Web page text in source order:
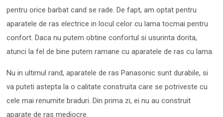
pentru orice barbat cand se rade. De fapt, am optat pentru
aparatele de ras electrice in locul celor cu lama tocmai pentru
confort. Daca nu putem obtine confortul si usurinta dorita,
atunci la fel de bine putem ramane cu aparatele de ras cu lama.
Nu in ultimul rand, aparatele de ras Panasonic sunt durabile, si
va puteti astepta la o calitate construita care se potriveste cu
cele mai renumite braduri. Din prima zi, ei nu au construit
aparate de ras mediocre.